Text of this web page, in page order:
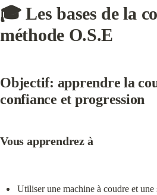
🎓 Les bases de la
méthode O.S.E
Objectif: apprendre la
confiance et progression
Vous apprendrez à
Utiliser une machine à coudre et une